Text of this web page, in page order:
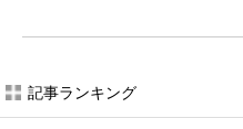
記事ランキング